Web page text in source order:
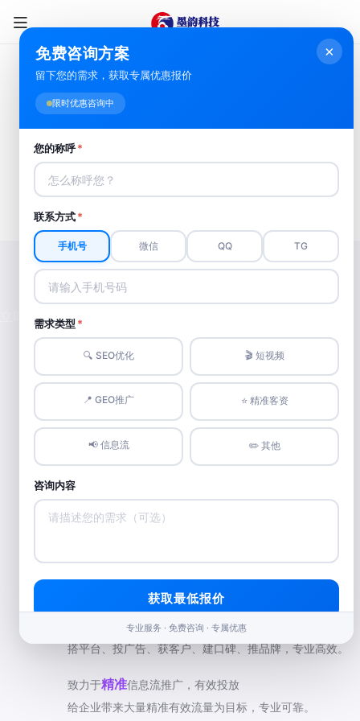
呼和浩特信息流推广
立即咨询
呼和浩特信息流一站式服务
专注信息流服务，拥有八年信息流推广经验。
以效果为导向，为客户打造精准高效的营销方案。
全面整合98%媒体平台资源，满足线上全方位推广需求
一站式信息流推广服务
搭平台、投广告、获客户、建口碑、推品牌，专业高效。
致力于精准信息流推广，有效投放
给企业带来大量精准有效流量为目标，专业可靠。
×
免费咨询方案
留下您的需求，获取专属优惠报价
限时优惠咨询中
您的称呼*
联系方式*
手机号 微信 QQ TG
需求类型*
🔍 SEO优化 🎬 短视频
📍 GEO推广 ⭐️ 精准客资
📢 信息流 ✏️ 其他
咨询内容
获取最低报价
专业服务 · 免费咨询 · 专属优惠